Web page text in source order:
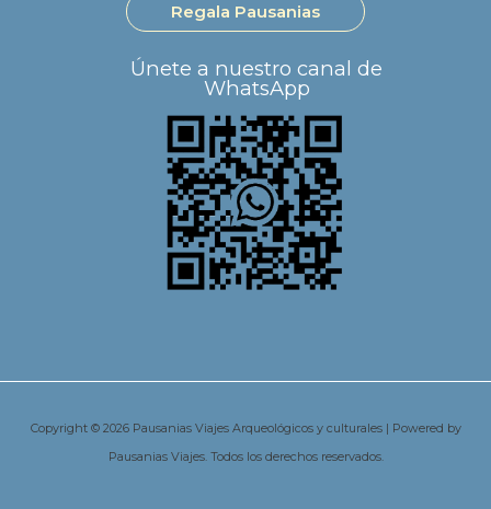
Regala Pausanias
Únete a nuestro canal de
WhatsApp
Copyright © 2026 Pausanias Viajes Arqueológicos y culturales | Powered by
Pausanias Viajes. Todos los derechos reservados.